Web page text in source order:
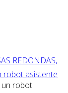
REDONDAS,
robot asistente
un robot